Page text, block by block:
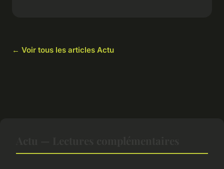
← Voir tous les articles Actu